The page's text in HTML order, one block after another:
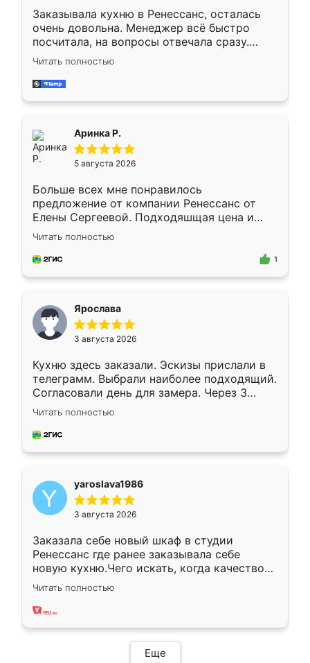
Заказывала кухню в Ренессанс, осталась
очень довольна. Менеджер всё быстро
посчитала, на вопросы отвечала сразу.
Замерщик приехал в субботу, подошёл к
делу со всей ответственностью. Собрали
за день, ребята работали аккуратно, даже
Читать полностью
Аринка Р.
5 августа 2026
Больше всех мне понравилось
предложение от компании Ренессанс от
Елены Сергеевой. Подходяшщая цена и
короткие сроки изготовления. Приехавший
для замера сотрудник Владислав
предложил по моему эскизу самый
Читать полностью
1
Ярослава
3 августа 2026
Кухню здесь заказали. Эскизы прислали в
телеграмм. Выбрали наиболее подходящий.
Согласовали день для замера. Через 3
недели кухня была уже готова. Остались
довольны работой. Спасибо Ренессанс
мебель за качественную работу!
Читать полностью
yaroslava1986
3 августа 2026
Заказала себе новый шкаф в студии
Ренессанс где ранее заказывала себе
новую кухню.Чего искать, когда качеством
вполне довольна. Служит кухня уже почти
два года, нареканий нет.
Читать полностью
Еще